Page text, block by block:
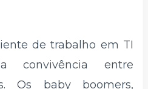
de trabalho em TI
convivência entre
Os baby boomers,